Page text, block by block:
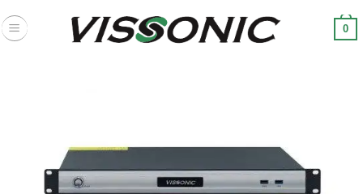
to
0